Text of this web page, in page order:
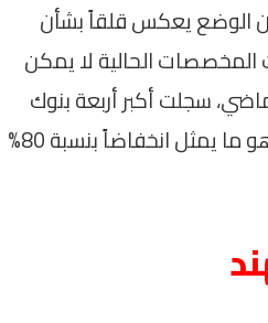
الوضع يعكس قلقاً بشأن
المخصصات الحالية لا يمكن
سجلت أكبر أربعة بنوك
أسترالية مخصصات تصل إلى نحو 957 مليون دولار أسترالي، وهو ما يمثل انخفاضاً بنسبة 80%